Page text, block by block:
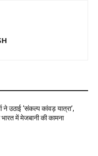
ने उठाई ‘संकल्प कांवड़ यात्रा’,
में मेजबानी की कामना